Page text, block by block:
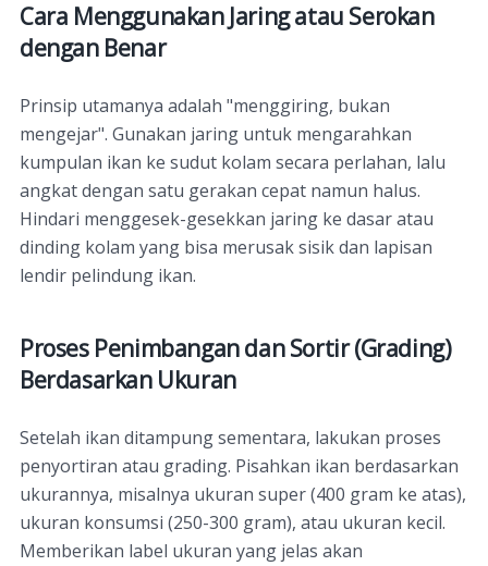
Cara Menggunakan Jaring atau Serokan
dengan Benar
Prinsip utamanya adalah "menggiring, bukan
mengejar". Gunakan jaring untuk mengarahkan
kumpulan ikan ke sudut kolam secara perlahan, lalu
angkat dengan satu gerakan cepat namun halus.
Hindari menggesek-gesekkan jaring ke dasar atau
dinding kolam yang bisa merusak sisik dan lapisan
lendir pelindung ikan.
Proses Penimbangan dan Sortir (Grading)
Berdasarkan Ukuran
Setelah ikan ditampung sementara, lakukan proses
penyortiran atau grading. Pisahkan ikan berdasarkan
ukurannya, misalnya ukuran super (400 gram ke atas),
ukuran konsumsi (250-300 gram), atau ukuran kecil.
Memberikan label ukuran yang jelas akan